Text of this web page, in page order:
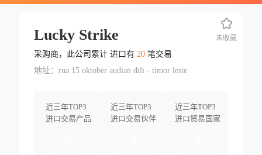
Lucky Strike
采购商，此公司累计 进口有 20笔交易
地址：rua 15 oktober audian dili - timor leste
近三年TOP3
进口交易产品
近三年TOP3
进口交易伙伴
近三年TOP3
进口贸易国家
未收藏